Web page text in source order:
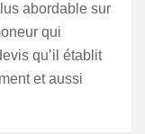
abordable sur
qui
qu’il établit
et aussi